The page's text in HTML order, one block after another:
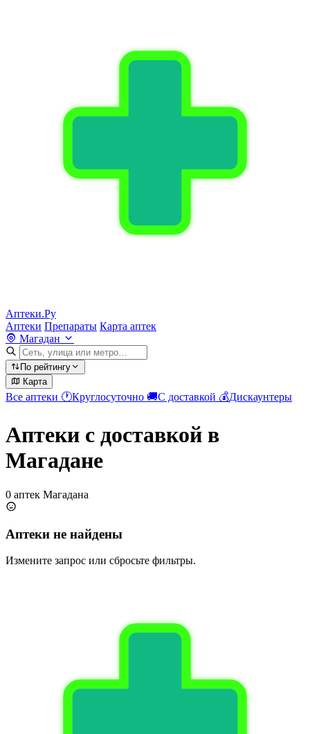
Аптеки.Ру
Аптеки Препараты Карта аптек
Магадан
По рейтингу
Карта
Все аптеки 🕐Круглосуточно 🚚С доставкой 💰Дискаунтеры
Аптеки с доставкой в
Магадане
0 аптек Магадана
Аптеки не найдены
Измените запрос или сбросьте фильтры.